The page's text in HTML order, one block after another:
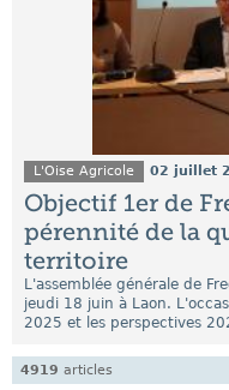
L'Oise Agricole 02 juillet
Objectif 1er de
pérennité de la
territoire
L'assemblée générale de
jeudi 18 juin à Laon.
2025 et les perspectives
4919 articles